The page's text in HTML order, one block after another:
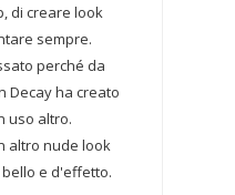
di creare look
sempre.
perché da
Decay ha creato
uso altro.
altro nude look
e d'effetto.